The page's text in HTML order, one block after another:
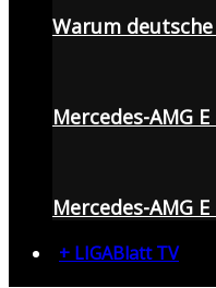
Warum
Mercedes-AMG
Mercedes-AMG
+ LIGABlatt TV